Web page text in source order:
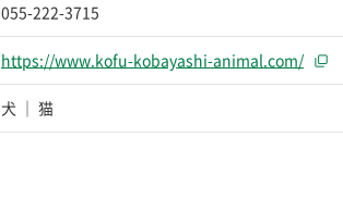
055-222-3715
https://www.kofu-kobayashi-animal.com/
犬 猫